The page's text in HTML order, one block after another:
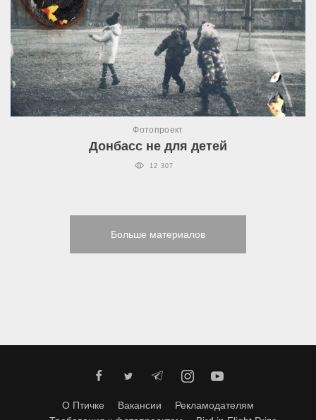
Фотопроект
Донбасс не для детей
12 307
Больше материалов
О Птичке Вакансии
Рекламодателям